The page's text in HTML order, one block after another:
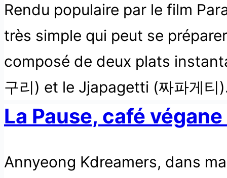
Rendu populaire par le film
très simple qui peut se
composé de deux plats
구리) et le Jjapagetti (짜파게
La Pause, café
Annyeong Kdreamers, dans